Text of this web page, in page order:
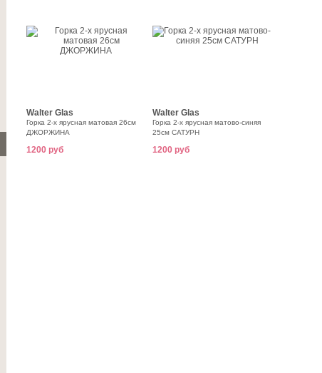
Walter Glas
Горка 2-х ярусная матовая 26см
ДЖОРЖИНА
1200 руб
Walter Glas
Горка 2-х ярусная матово-синяя
25см САТУРН
1200 руб